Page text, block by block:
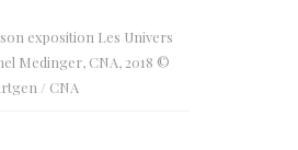
exposition Les Univers
Medinger, CNA, 2018 ©
/ CNA